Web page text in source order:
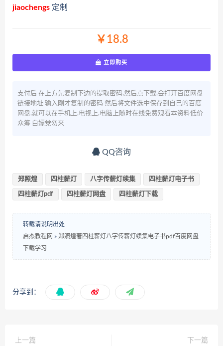
jiaochengs 定制
￥18.8
立即购买
支付后 在上方先复制下边的提取密码,然后点下载,会打开百度网盘
链接地址 输入刚才复制的密码 然后将文件选中保存到自己的百度
网盘,就可以在手机上,电视上,电脑上随时在线免费观看本资料低价
众筹 白嫖党勿来
QQ咨询
郑照煌 四柱薪灯 八字传薪灯续集 四柱薪灯电子书
四柱薪灯pdf 四柱薪灯网盘 四柱薪灯下载
转载请说明出处
启杰教程网 » 郑照煌著四柱薪灯八字传薪灯续集电子书pdf百度网盘
下载学习
分享到：
上一篇
下一篇